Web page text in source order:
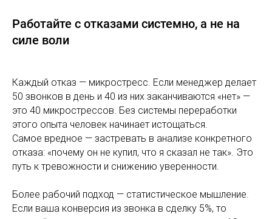
Работайте с отказами системно, а не на
силе воли
Каждый отказ — микростресс. Если менеджер делает
50 звонков в день и 40 из них заканчиваются «нет» —
это 40 микрострессов. Без системы переработки
этого опыта человек начинает истощаться.
Самое вредное — застревать в анализе конкретного
отказа: «почему он не купил, что я сказал не так». Это
путь к тревожности и снижению уверенности.
Более рабочий подход — статистическое мышление.
Если ваша конверсия из звонка в сделку 5%, то